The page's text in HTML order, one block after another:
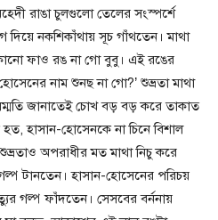
রাঙা চুলগুলো তেলের সংস্পর্শে
নকশিকাঁথায় সূচ গাঁথতেন। মাথা
ফাও রঙ না গো বুবু। এই রঙের
নাম শুনছ না গো?’ শুভ্রতা মাথা
জানাতেই চোখ বড় বড় করে তাকাত
হত, হাসান-হোসেনকে না চিনে বিশাল
অপরাধীর মত মাথা নিচু করে
টানতেন। হাসান-হোসেনের পরিচয়
গল্প ফাঁদতেন। সেসবের বর্ননায়